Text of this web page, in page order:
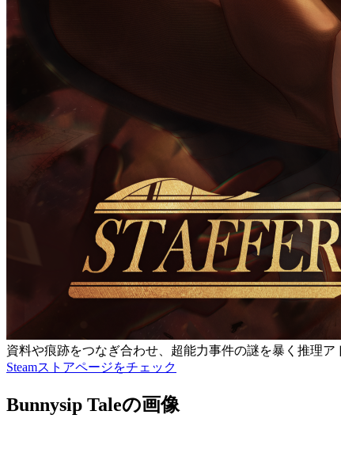
資料や痕跡をつなぎ合わせ、超能力事件の謎を暴く推理
Steamストアページをチェック
Bunnysip Taleの画像